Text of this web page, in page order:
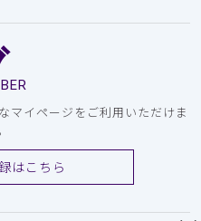
マイページをご利用いただけま
はこちら